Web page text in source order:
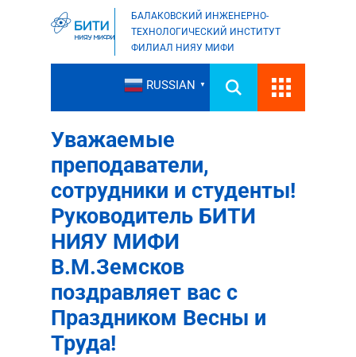
БАЛАКОВСКИЙ ИНЖЕНЕРНО-
ТЕХНОЛОГИЧЕСКИЙ ИНСТИТУТ
ФИЛИАЛ НИЯУ МИФИ
RUSSIAN ▼
Уважаемые
преподаватели,
сотрудники и студенты!
Руководитель БИТИ
НИЯУ МИФИ
В.М.Земсков
поздравляет вас с
Праздником Весны и
Труда!